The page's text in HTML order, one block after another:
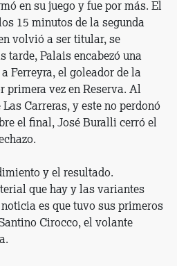
en su juego y fue por más. El
15 minutos de la segunda
volvió a ser titular, se
tarde, Palais encabezó una
Ferreyra, el goleador de la
primera vez en Reserva. Al
Carreras, y este no perdonó
el final, José Buralli cerró el
y el resultado.
que hay y las variantes
es que tuvo sus primeros
Cirocco, el volante